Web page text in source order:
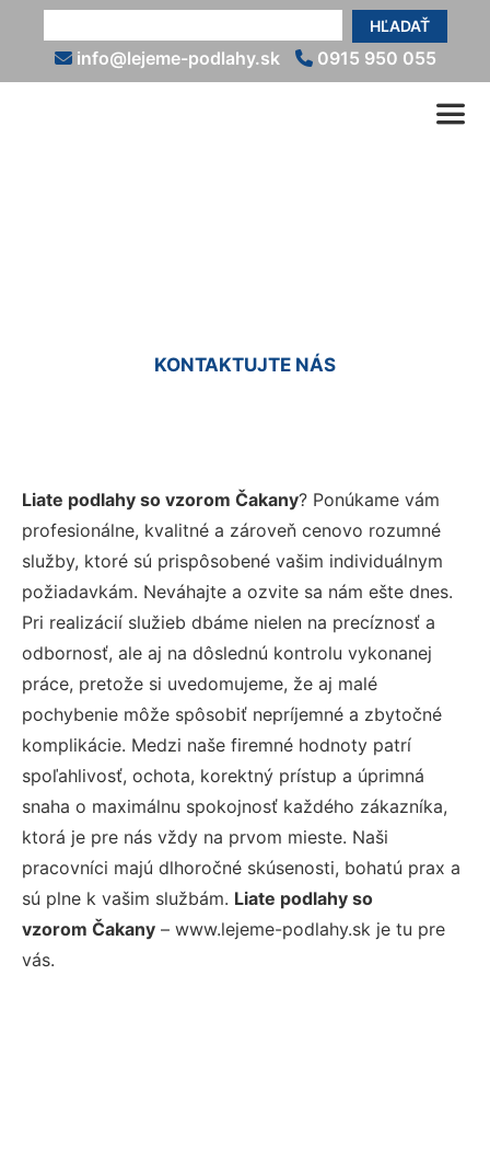
HĽADAŤ
info@lejeme-podlahy.sk 0915 950 055
KONTAKTUJTE NÁS
Liate podlahy so vzorom Čakany? Ponúkame vám
profesionálne, kvalitné a zároveň cenovo rozumné
služby, ktoré sú prispôsobené vašim individuálnym
požiadavkám. Neváhajte a ozvite sa nám ešte dnes.
Pri realizácií služieb dbáme nielen na precíznosť a
odbornosť, ale aj na dôslednú kontrolu vykonanej
práce, pretože si uvedomujeme, že aj malé
pochybenie môže spôsobiť nepríjemné a zbytočné
komplikácie. Medzi naše firemné hodnoty patrí
spoľahlivosť, ochota, korektný prístup a úprimná
snaha o maximálnu spokojnosť každého zákazníka,
ktorá je pre nás vždy na prvom mieste. Naši
pracovníci majú dlhoročné skúsenosti, bohatú prax a
sú plne k vašim službám. Liate podlahy so
vzorom Čakany – www.lejeme-podlahy.sk je tu pre
vás.